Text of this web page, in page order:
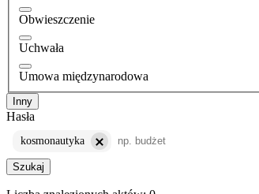
Obwieszczenie
Uchwała
Umowa międzynarodowa
Inny
Hasła
kosmonautyka
Szukaj